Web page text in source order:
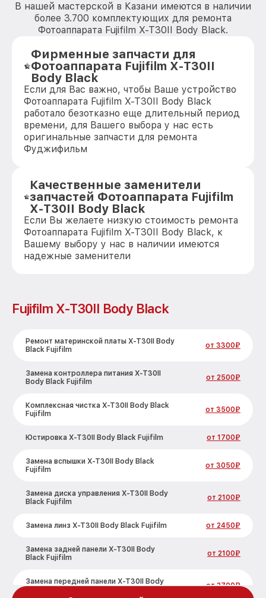
В нашей мастерской в Казани имеются в наличии
более 3.700 комплектующих для ремонта
Фотоаппарата Fujifilm X-T30II Body Black.
Фирменные запчасти для
Фотоаппарата Fujifilm X-T30II
Body Black
Если для Вас важно, чтобы Ваше устройство
Фотоаппарата Fujifilm X-T30II Body Black
работало безотказно еще длительный период
времени, для Вашего выбора у нас есть
оригинальные запчасти для ремонта
Фуджифильм
Качественные заменители
запчастей Фотоаппарата Fujifilm
X-T30II Body Black
Если Вы желаете низкую стоимость ремонта
Фотоаппарата Fujifilm X-T30II Body Black, к
Вашему выбору у нас в наличии имеются
надежные заменители
Fujifilm X-T30II Body Black
Ремонт материнской платы X-T30II Body
Black Fujifilm
от 3300₽
Замена контроллера питания X-T30II
Body Black Fujifilm
от 2500₽
Комплексная чистка X-T30II Body Black
Fujifilm
от 3500₽
Юстировка X-T30II Body Black Fujifilm от 1700₽
Замена вспышки X-T30II Body Black
Fujifilm
от 3050₽
Замена диска управления X-T30II Body
Black Fujifilm
от 2100₽
Замена линз X-T30II Body Black Fujifilm от 2450₽
Замена задней панели X-T30II Body
Black Fujifilm
от 2100₽
Замена передней панели X-T30II Body
от 2700₽